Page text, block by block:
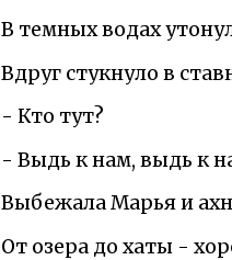
В темных водах
Вдруг стукнуло в
- Кто тут?
- Выдь к нам, выдь к
Выбежала Марья и
От озера до хаты -